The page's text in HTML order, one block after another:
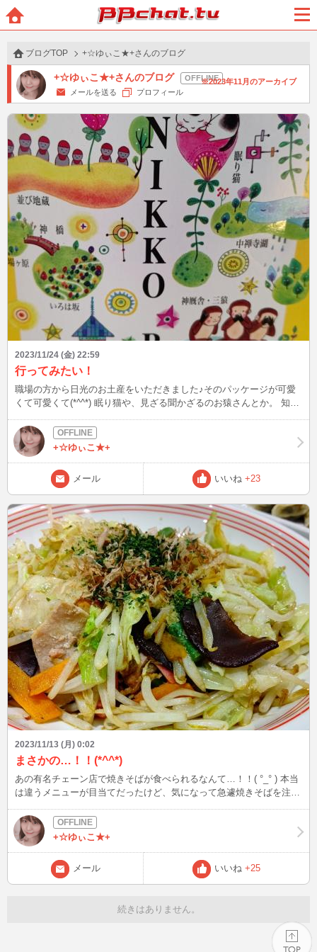
BBchatTV
ブログTOP +☆ゆぃこ★+さんのブログ
+☆ゆぃこ★+さんのブログ
2023年11月のアーカイブ
メールを送る
プロフィール
2023/11/24 (金) 22:59
行ってみたい！
職場の方から日光のお土産をいただきました♪そのパッケージが可愛
くて可愛くて(*^^*) 眠り猫や、見ざる聞かざるのお猿さんとか。 知っ
知らなかったけど、そういうスポットもあるのかな？ 東武の新型車
両で行ってみたいけど、せっかく行くなら宇都宮の餃子も食べたい
し．．． うーん悩むなぁ( `･ω･) パッケージを眺めて、栃木に思いを
馳せてました～(*´`)♪
+☆ゆぃこ★+
メール いいね +23
2023/11/13 (月) 0:02
まさかの…！！(*^^*)
あの有名チェーン店で焼きそばが食べられるなんて…！！( °_° ) 本当
は違うメニューが目当てだったけど、気になって急遽焼きそばを注文
いうことと「地域限定」です♪ お皿の柄もヒントになるのかなぁ…(
`･ω･)
+☆ゆぃこ★+
メール いいね +25
続きはありません。